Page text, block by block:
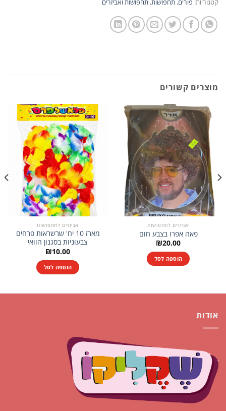
קטגוריות: פורים, תחפושות, תחפושות ואביזרים
מוצרים קשורים
אביזרים לתחפושות
פאה אפרו בצבע חום
₪20.00
הוספה לסל
אביזרים לתחפושות
מארז 10 יח' שרשראות פרחים
צבעוניות בסגנון הוואי
₪10.00
הוספה לסל
אודות